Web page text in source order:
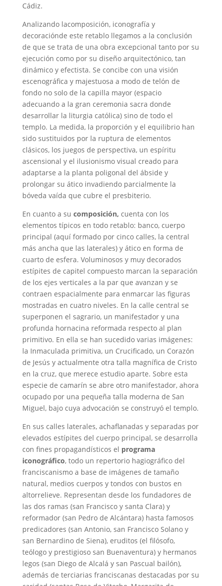
Cádiz.
Analizando lacomposición, iconografía y
decoraciónde este retablo llegamos a la conclusión
de que se trata de una obra excepcional tanto por su
ejecución como por su diseño arquitectónico, tan
dinámico y efectista. Se concibe con una visión
escenográfica y majestuosa a modo de telón de
fondo no solo de la capilla mayor (espacio
adecuando a la gran ceremonia sacra donde
desarrollar la liturgia católica) sino de todo el
templo. La medida, la proporción y el equilibrio han
sido sustituidos por la ruptura de elementos
clásicos, los juegos de perspectiva, un espíritu
ascensional y el ilusionismo visual creado para
adaptarse a la planta poligonal del ábside y
prolongar su ático invadiendo parcialmente la
bóveda vaída que cubre el presbiterio.
En cuanto a su composición, cuenta con los
elementos típicos en todo retablo: banco, cuerpo
principal (aquí formado por cinco calles, la central
más ancha que las laterales) y ático en forma de
cuarto de esfera. Voluminosos y muy decorados
estípites de capitel compuesto marcan la separación
de los ejes verticales a la par que avanzan y se
contraen espacialmente para enmarcar las figuras
mostradas en cuatro niveles. En la calle central se
superponen el sagrario, un manifestador y una
profunda hornacina reformada respecto al plan
primitivo. En ella se han sucedido varias imágenes:
la Inmaculada primitiva, un Crucificado, un Corazón
de Jesús y actualmente otra talla magnífica de Cristo
en la cruz, que merece estudio aparte. Sobre esta
especie de camarín se abre otro manifestador, ahora
ocupado por una pequeña talla moderna de San
Miguel, bajo cuya advocación se construyó el templo.
En sus calles laterales, achaflanadas y separadas por
elevados estípites del cuerpo principal, se desarrolla
con fines propagandísticos el programa
iconográfico, todo un repertorio hagiográfico del
franciscanismo a base de imágenes de tamaño
natural, medios cuerpos y tondos con bustos en
altorrelieve. Representan desde los fundadores de
las dos ramas (san Francisco y santa Clara) y
reformador (san Pedro de Alcántara) hasta famosos
predicadores (san Antonio, san Francisco Solano y
san Bernardino de Siena), eruditos (el filósofo,
teólogo y prestigioso san Buenaventura) y hermanos
legos (san Diego de Alcalá y san Pascual bailón),
además de terciarias franciscanas destacadas por su